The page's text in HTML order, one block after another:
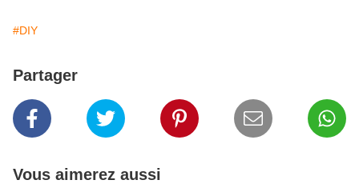
#DIY
Partager
Vous aimerez aussi